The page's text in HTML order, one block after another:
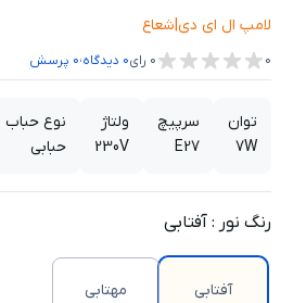
لامپ ال ای دی|شعاع
0
0 رای0 دیدگاه،0 پرسش
توان
7W
سرپیچ
E27
ولتاژ
230V
نوع حباب
حبابی
رنگ نور : آفتابی
آفتابی مهتابی